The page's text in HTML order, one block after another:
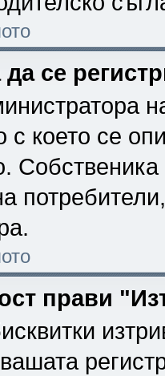
се
което се
прави